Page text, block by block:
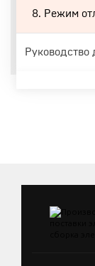
8. Режим
Руководство